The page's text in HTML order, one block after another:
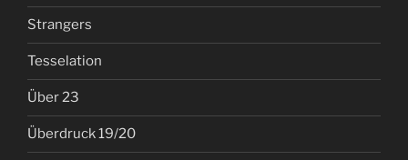
Strangers
Tesselation
Über 23
Überdruck 19/20